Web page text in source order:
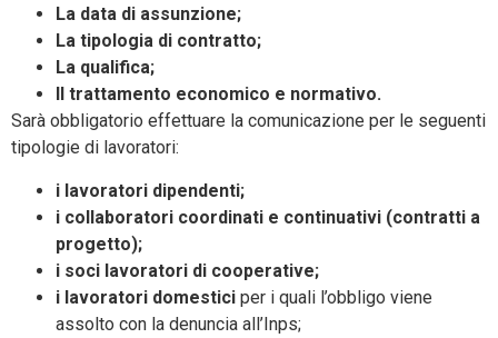
La data di assunzione;
La tipologia di contratto;
La qualifica;
Il trattamento economico e normativo.
Sarà obbligatorio effettuare la comunicazione per le seguenti
tipologie di lavoratori:
i lavoratori dipendenti;
i collaboratori coordinati e continuativi (contratti a
progetto);
i soci lavoratori di cooperative;
i lavoratori domestici per i quali l’obbligo viene
assolto con la denuncia all’Inps;